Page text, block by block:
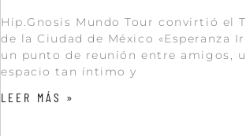
Hip.Gnosis Mundo Tour convirtió el
de la Ciudad de México «Esperanza
un punto de reunión entre amigos,
espacio tan íntimo y
LEER MÁS »